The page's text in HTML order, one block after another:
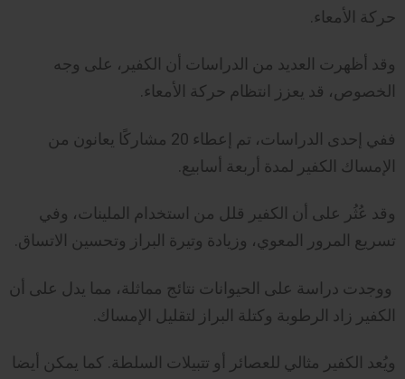
حركة الأمعاء.
وقد أظهرت العديد من الدراسات أن الكفير، على وجه
الخصوص، قد يعزز انتظام حركة الأمعاء.
ففي إحدى الدراسات، تم إعطاء 20 مشاركًا يعانون من
الإمساك الكفير لمدة أربعة أسابيع.
وقد عُثُر على أن الكفير قلل من استخدام الملينات، وفي
تسريع المرور المعوي، وزيادة وتيرة البراز وتحسين الاتساق.
ووجدت دراسة على الحيوانات نتائج مماثلة، مما يدل على أن
الكفير زاد الرطوبة وكتلة البراز لتقليل الإمساك.
ويُعد الكفير مثالي للعصائر أو تتبيلات السلطة. كما يمكن أيضا